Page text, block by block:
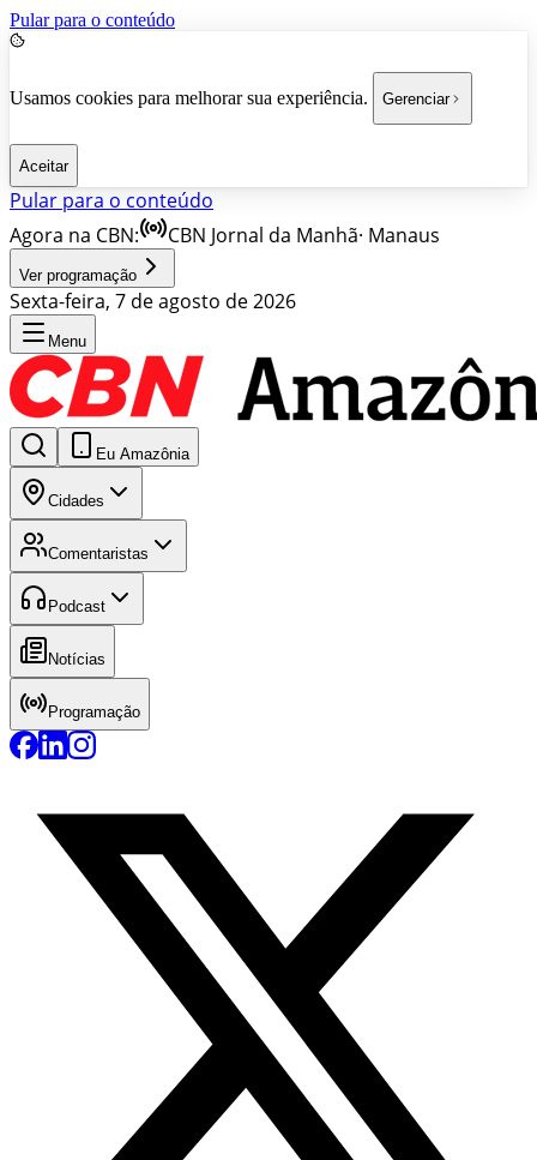
Pular para o conteúdo
Usamos cookies para melhorar sua experiência. Gerenciar
Aceitar
Pular para o conteúdo
Agora na CBN:
CBN Jornal da Manhã· Manaus
Ver programação
Sexta-feira, 7 de agosto de 2026
Menu
Eu Amazônia
Cidades
Comentaristas
Podcast
Notícias
Programação